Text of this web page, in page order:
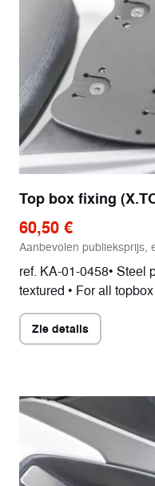
Top box fixing
60,50 €
Aanbevolen publieksprijs,
ref. KA-01-0458• Steel
textured • For all
Zie details